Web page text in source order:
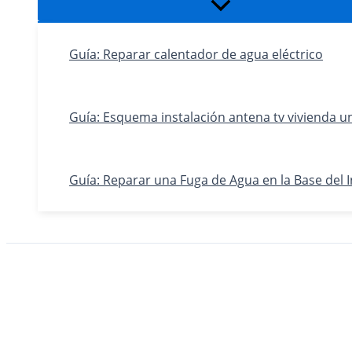
Alternar
Guía: Reparar calentador de agua eléctrico
Guía: Esquema instalación antena tv vivienda
Guía: Reparar una Fuga de Agua en la Base del